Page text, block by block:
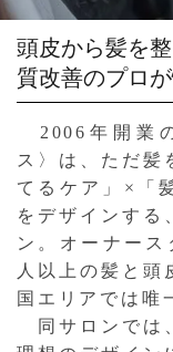
頭皮から髪を
質改善のプロ
2006年開業
ス〉は、ただ髪
てるケア」×「
をデザインする
ン。オーナー
人以上の髪と頭
国エリアでは唯
同サロンでは